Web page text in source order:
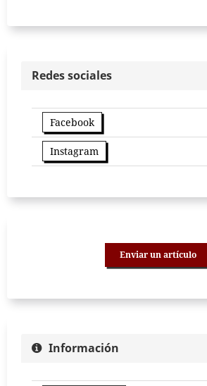
Redes sociales
Facebook
Instagram
Enviar un artículo
Información